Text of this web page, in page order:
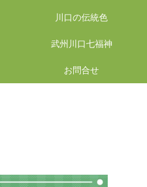
川口の伝統色
武州川口七福神
お問合せ